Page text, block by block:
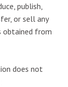
publish,
or sell any
obtained from
does not